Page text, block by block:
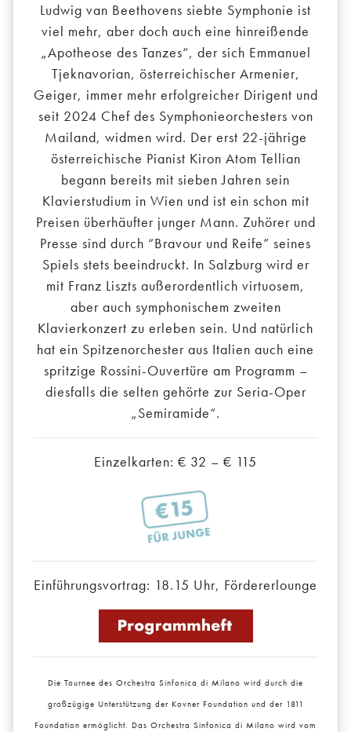
Ludwig van Beethovens siebte Symphonie ist
viel mehr, aber doch auch eine hinreißende
„Apotheose des Tanzes“, der sich Emmanuel
Tjeknavorian, österreichischer Armenier,
Geiger, immer mehr erfolgreicher Dirigent und
seit 2024 Chef des Symphonieorchesters von
Mailand, widmen wird. Der erst 22-jährige
österreichische Pianist Kiron Atom Tellian
begann bereits mit sieben Jahren sein
Klavierstudium in Wien und ist ein schon mit
Preisen überhäufter junger Mann. Zuhörer und
Presse sind durch “Bravour und Reife” seines
Spiels stets beeindruckt. In Salzburg wird er
mit Franz Liszts außerordentlich virtuosem,
aber auch symphonischem zweiten
Klavierkonzert zu erleben sein. Und natürlich
hat ein Spitzenorchester aus Italien auch eine
spritzige Rossini-Ouvertüre am Programm –
diesfalls die selten gehörte zur Seria-Oper
„Semiramide“.
Einzelkarten: € 32 – € 115
Einführungsvortrag: 18.15 Uhr, Fördererlounge
Die Tournee des Orchestra Sinfonica di Milano wird durch die
großzügige Unterstützung der Kovner Foundation und der 1811
Foundation ermöglicht. Das Orchestra Sinfonica di Milano wird vom